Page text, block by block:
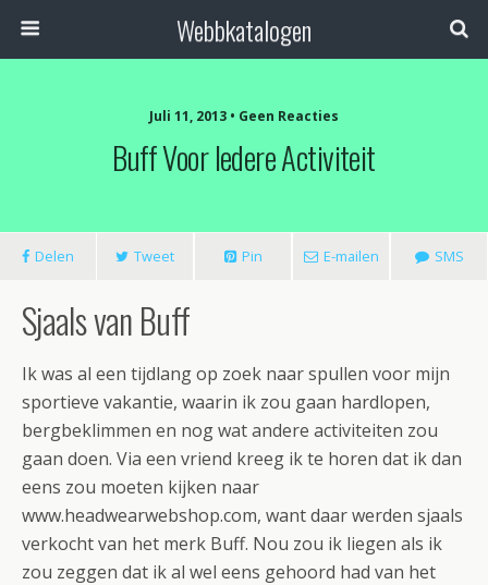
Webbkatalogen
Juli 11, 2013 • Geen Reacties
Buff Voor Iedere Activiteit
Delen Tweet Pin E-mailen SMS
Sjaals van Buff
Ik was al een tijdlang op zoek naar spullen voor mijn
sportieve vakantie, waarin ik zou gaan hardlopen,
bergbeklimmen en nog wat andere activiteiten zou
gaan doen. Via een vriend kreeg ik te horen dat ik dan
eens zou moeten kijken naar
www.headwearwebshop.com, want daar werden sjaals
verkocht van het merk Buff. Nou zou ik liegen als ik
zou zeggen dat ik al wel eens gehoord had van het